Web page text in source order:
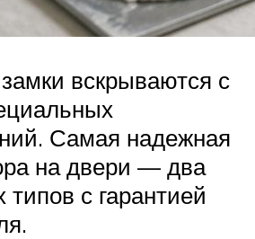
вскрываются с
Самая надежная
на двери — два
с гарантией